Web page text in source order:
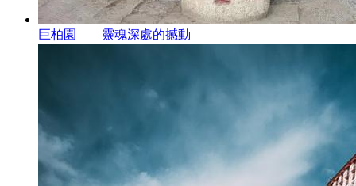
巨柏園——靈魂深處的撼動